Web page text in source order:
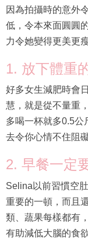
因為拍攝時的意外
低，令本來面圓圓
力令她變得更美更
1. 放下體重
好多女生減肥時會
慧，就是從不量重
多喝一杯就多0.5公
去令你心情不住阻
2. 早餐一定
Selina以前習慣空
重要的一頓，而且
類、蔬果每樣都有
有助減低大腦的食